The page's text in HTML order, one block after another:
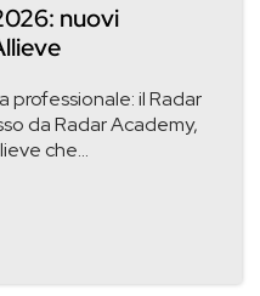
nuovi
professionale: il Radar
da Radar Academy,
che...